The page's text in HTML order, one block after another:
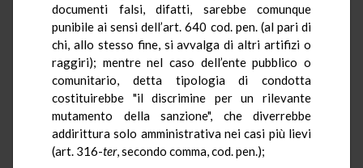
documenti falsi, difatti, sarebbe comunque
punibile ai sensi dell’art. 640 cod. pen. (al pari di
chi, allo stesso fine, si avvalga di altri artifizi o
raggiri); mentre nel caso dell’ente pubblico o
comunitario, detta tipologia di condotta
costituirebbe "il discrimine per un rilevante
mutamento della sanzione", che diverrebbe
addirittura solo amministrativa nei casi più lievi
(art. 316-ter, secondo comma, cod. pen.);